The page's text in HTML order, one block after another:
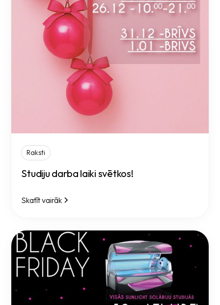
Raksti
Studiju darba laiki svētkos!
Skatīt vairāk